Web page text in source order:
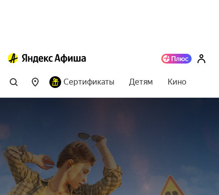
Сертификаты Детям Кино